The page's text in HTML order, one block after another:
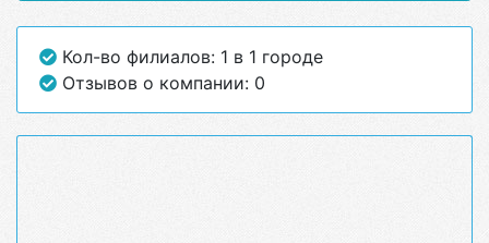
Кол-во филиалов: 1 в 1 городе
Отзывов о компании: 0